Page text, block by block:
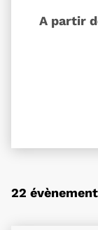
A partir
22